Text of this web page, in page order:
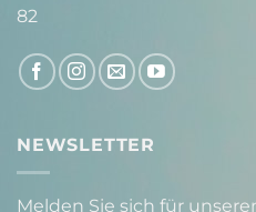
82
NEWSLETTER
Melden Sie sich für